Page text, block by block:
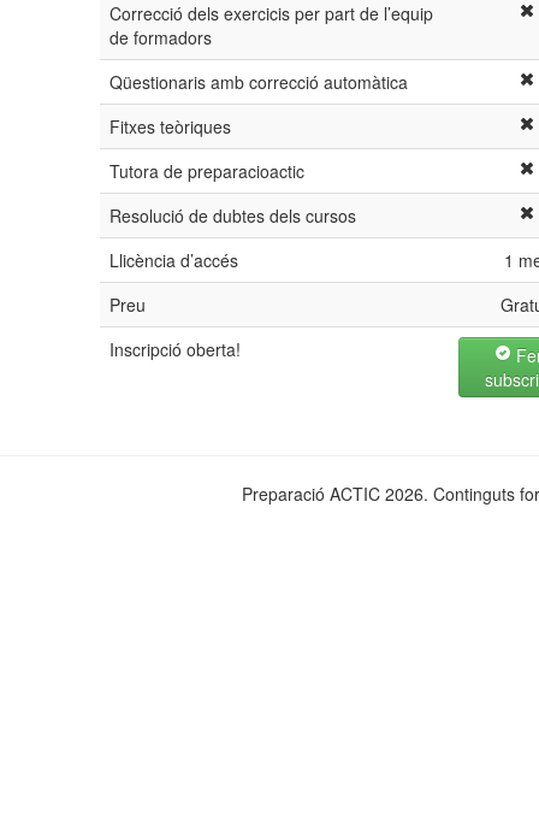
Correcció dels exercicis per part de l’equip
de formadors
Qüestionaris amb correcció automàtica
Fitxes teòriques
Tutora de preparacioactic
Resolució de dubtes dels cursos
Llicència d’accés
1
Preu
Inscripció oberta!
Preparació ACTIC 2026. Continguts